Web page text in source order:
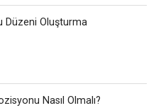
Düzeni Oluşturma
Nasıl Olmalı?